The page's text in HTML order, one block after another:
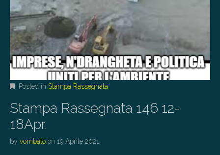
Posted in Stampa Rassegnata
Stampa Rassegnata 146 12-
18Apr.
by vombato on 19 Aprile 2021